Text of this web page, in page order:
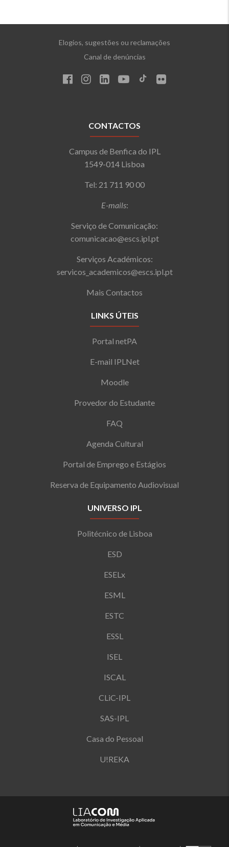
Elogios, sugestões ou reclamações
Canal de denúncias
CONTACTOS
Campus de Benfica do IPL
1549-014 Lisboa
Tel: 21 711 90 00
E-mails:
Serviço de Comunicação:
comunicacao@escs.ipl.pt
Serviços Académicos:
servicos_academicos@escs.ipl.pt
Mais Contactos
LINKS ÚTEIS
Portal netPA
E-mail IPLNet
Moodle
Provedor do Estudante
FAQ
Agenda Cultural
Portal de Emprego e Estágios
Reserva de Equipamento Audiovisual
UNIVERSO IPL
Politécnico de Lisboa
ESD
ESELx
ESML
ESTC
ESSL
ISEL
ISCAL
CLiC-IPL
SAS-IPL
Casa do Pessoal
U!REKA